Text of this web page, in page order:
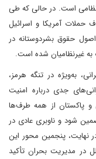
است. در حالی که طی
آمریکا و اسرائیل
حقوق بشردوستانه در
غیرنظامیان شده است.
به‌ویژه در تنگه هرمز،
جدی درباره امنیت
پاکستان از همه طرف‌ها
شود و ناوبری عادی در
نهایت، پنجمین محور این
در مدیریت بحران تأکید